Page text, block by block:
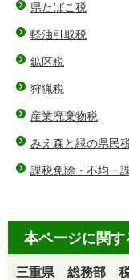
県たばこ税
軽油引取税
鉱区税
狩猟税
産業廃棄物税
みえ森と緑の県民
課税免除・不均一
本ページに関
三重県 総務部